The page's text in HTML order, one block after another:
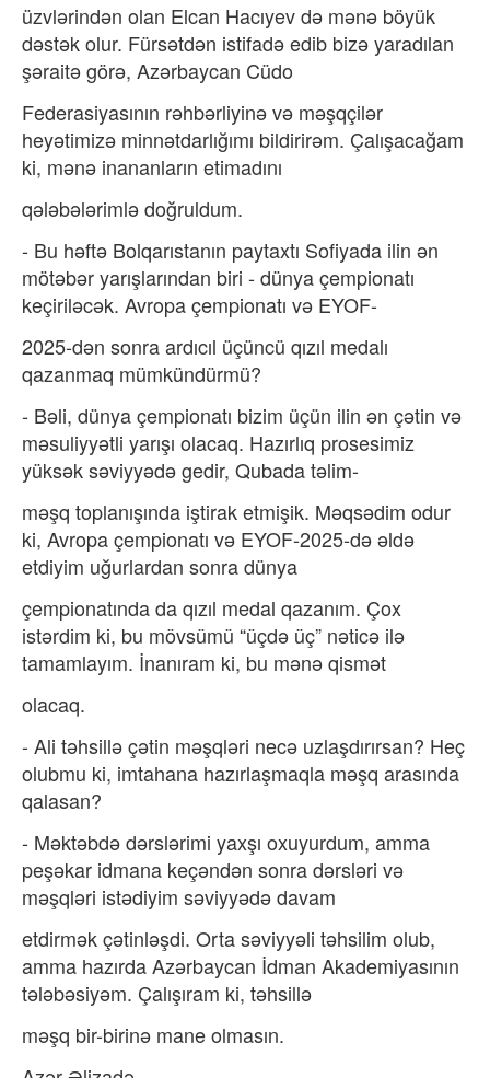
üzvlərindən olan Elcan Hacıyev də mənə böyük
dəstək olur. Fürsətdən istifadə edib bizə yaradılan
şəraitə görə, Azərbaycan Cüdo
Federasiyasının rəhbərliyinə və məşqçilər
heyətimizə minnətdarlığımı bildirirəm. Çalışacağam
ki, mənə inananların etimadını
qələbələrimlə doğruldum.
- Bu həftə Bolqarıstanın paytaxtı Sofiyada ilin ən
mötəbər yarışlarından biri - dünya çempionatı
keçiriləcək. Avropa çempionatı və EYOF-
2025-dən sonra ardıcıl üçüncü qızıl medalı
qazanmaq mümkündürmü?
- Bəli, dünya çempionatı bizim üçün ilin ən çətin və
məsuliyyətli yarışı olacaq. Hazırlıq prosesimiz
yüksək səviyyədə gedir, Qubada təlim-
məşq toplanışında iştirak etmişik. Məqsədim odur
ki, Avropa çempionatı və EYOF-2025-də əldə
etdiyim uğurlardan sonra dünya
çempionatında da qızıl medal qazanım. Çox
istərdim ki, bu mövsümü “üçdə üç” nəticə ilə
tamamlayım. İnanıram ki, bu mənə qismət
olacaq.
- Ali təhsillə çətin məşqləri necə uzlaşdırırsan? Heç
olubmu ki, imtahana hazırlaşmaqla məşq arasında
qalasan?
- Məktəbdə dərslərimi yaxşı oxuyurdum, amma
peşəkar idmana keçəndən sonra dərsləri və
məşqləri istədiyim səviyyədə davam
etdirmək çətinləşdi. Orta səviyyəli təhsilim olub,
amma hazırda Azərbaycan İdman Akademiyasının
tələbəsiyəm. Çalışıram ki, təhsillə
məşq bir-birinə mane olmasın.